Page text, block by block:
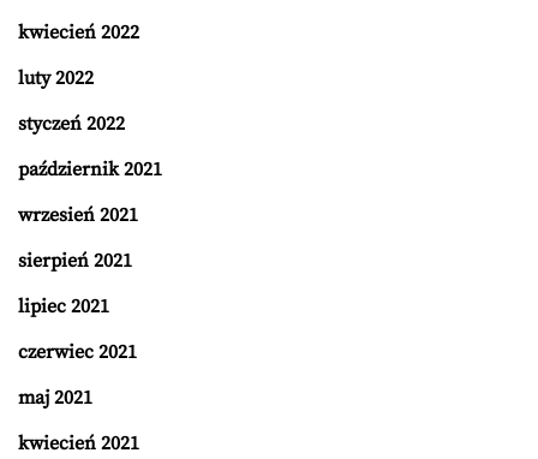
kwiecień 2022
luty 2022
styczeń 2022
październik 2021
wrzesień 2021
sierpień 2021
lipiec 2021
czerwiec 2021
maj 2021
kwiecień 2021